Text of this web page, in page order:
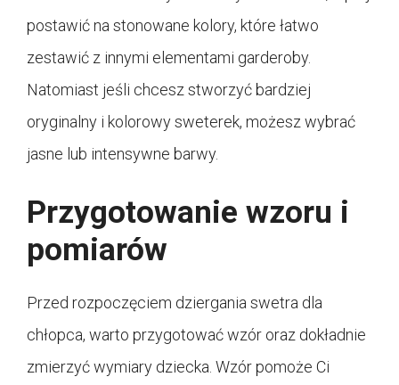
postawić na stonowane kolory, które łatwo
zestawić z innymi elementami garderoby.
Natomiast jeśli chcesz stworzyć bardziej
oryginalny i kolorowy sweterek, możesz wybrać
jasne lub intensywne barwy.
Przygotowanie wzoru i
pomiarów
Przed rozpoczęciem dziergania swetra dla
chłopca, warto przygotować wzór oraz dokładnie
zmierzyć wymiary dziecka. Wzór pomoże Ci